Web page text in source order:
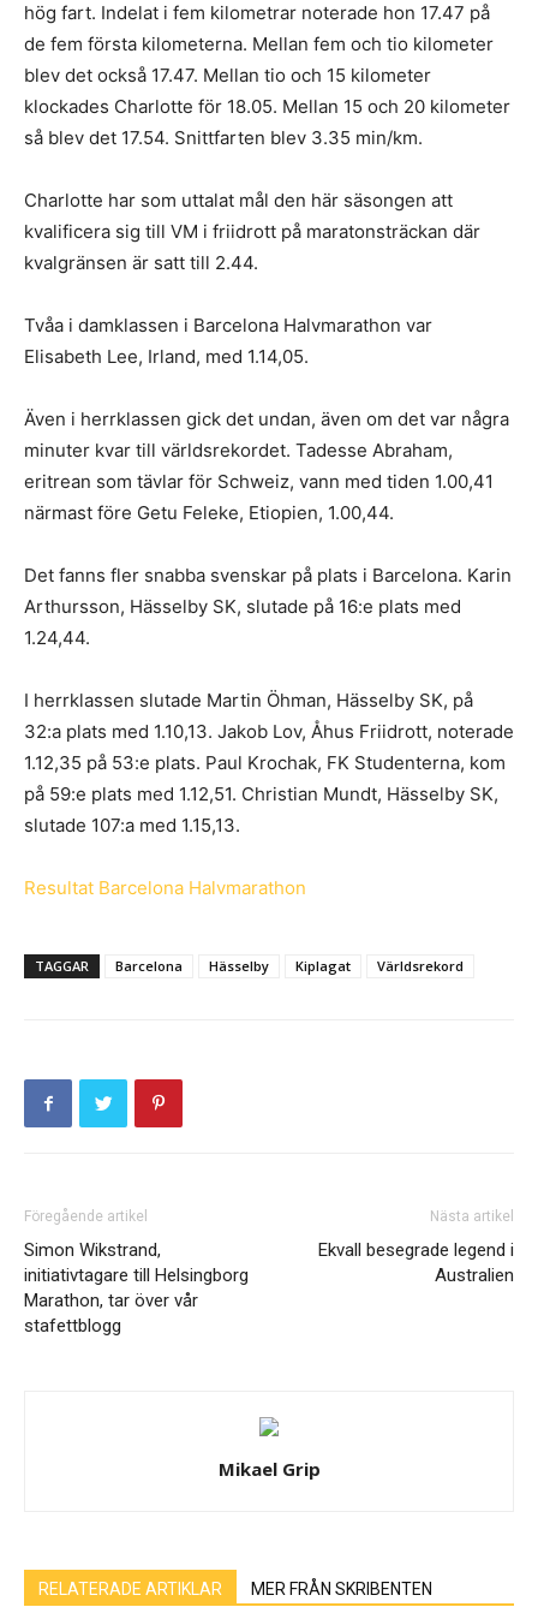
hög fart. Indelat i fem kilometrar noterade hon 17.47 på
de fem första kilometerna. Mellan fem och tio kilometer
blev det också 17.47. Mellan tio och 15 kilometer
klockades Charlotte för 18.05. Mellan 15 och 20 kilometer
så blev det 17.54. Snittfarten blev 3.35 min/km.
Charlotte har som uttalat mål den här säsongen att
kvalificera sig till VM i friidrott på maratonsträckan där
kvalgränsen är satt till 2.44.
Tvåa i damklassen i Barcelona Halvmarathon var
Elisabeth Lee, Irland, med 1.14,05.
Även i herrklassen gick det undan, även om det var några
minuter kvar till världsrekordet. Tadesse Abraham,
eritrean som tävlar för Schweiz, vann med tiden 1.00,41
närmast före Getu Feleke, Etiopien, 1.00,44.
Det fanns fler snabba svenskar på plats i Barcelona. Karin
Arthursson, Hässelby SK, slutade på 16:e plats med
1.24,44.
I herrklassen slutade Martin Öhman, Hässelby SK, på
32:a plats med 1.10,13. Jakob Lov, Åhus Friidrott, noterade
1.12,35 på 53:e plats. Paul Krochak, FK Studenterna, kom
på 59:e plats med 1.12,51. Christian Mundt, Hässelby SK,
slutade 107:a med 1.15,13.
Resultat Barcelona Halvmarathon
TAGGAR Barcelona Hässelby Kiplagat Världsrekord
Föregående artikel
Simon Wikstrand,
initiativtagare till Helsingborg
Marathon, tar över vår
stafettblogg
Nästa artikel
Ekvall besegrade legend i
Australien
Mikael Grip
RELATERADE ARTIKLAR MER FRÅN SKRIBENTEN